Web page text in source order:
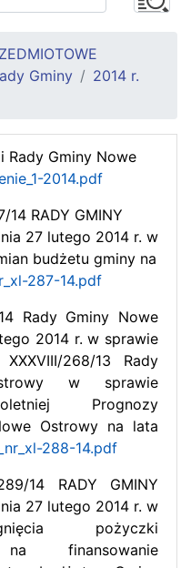
Gminy
2014 r.
Rady Gminy Nowe
2014.pdf
14 RADY GMINY
27 lutego 2014 r. w
budżetu gminy na
287-14.pdf
Rady Gminy Nowe
2014 r. w sprawie
268/13 Rady
w sprawie
Prognozy
Ostrowy na lata
288-14.pdf
14 RADY GMINY
27 lutego 2014 r. w
pożyczki
na finansowanie